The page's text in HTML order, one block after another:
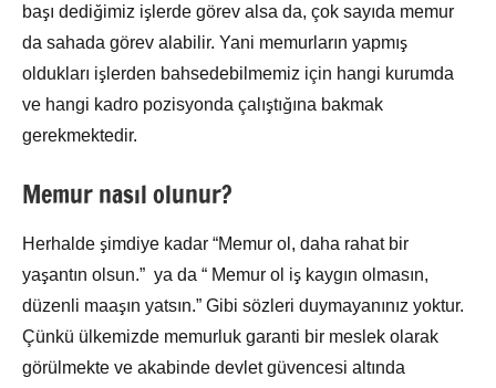
başı dediğimiz işlerde görev alsa da, çok sayıda memur
da sahada görev alabilir. Yani memurların yapmış
oldukları işlerden bahsedebilmemiz için hangi kurumda
ve hangi kadro pozisyonda çalıştığına bakmak
gerekmektedir.
Memur nasıl olunur?
Herhalde şimdiye kadar “Memur ol, daha rahat bir
yaşantın olsun.” ya da “ Memur ol iş kaygın olmasın,
düzenli maaşın yatsın.” Gibi sözleri duymayanınız yoktur.
Çünkü ülkemizde memurluk garanti bir meslek olarak
görülmekte ve akabinde devlet güvencesi altında